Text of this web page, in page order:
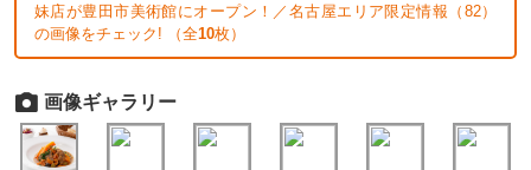
妹店が豊田市美術館にオープン！／名古屋エリア限定情報（82）
の画像をチェック! （全10枚）
画像ギャラリー